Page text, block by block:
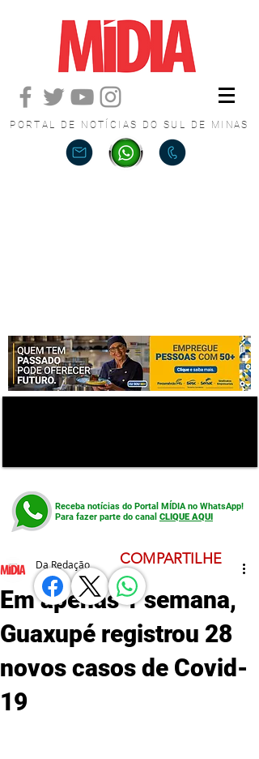
PORTAL DE NOTÍCIAS DO SUL DE MINAS
Receba notícias do Portal MÍDIA no WhatsApp!
Para fazer parte do canal CLIQUE AQUI
Em apenas 1 semana,
Guaxupé registrou 28
novos casos de Covid-
19
Da Redação COMPARTILHE